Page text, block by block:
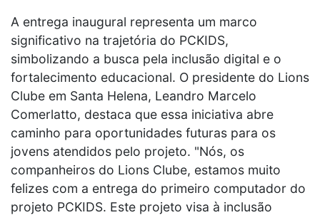
A entrega inaugural representa um marco
significativo na trajetória do PCKIDS,
simbolizando a busca pela inclusão digital e o
fortalecimento educacional. O presidente do Lions
Clube em Santa Helena, Leandro Marcelo
Comerlatto, destaca que essa iniciativa abre
caminho para oportunidades futuras para os
jovens atendidos pelo projeto. "Nós, os
companheiros do Lions Clube, estamos muito
felizes com a entrega do primeiro computador do
projeto PCKIDS. Este projeto visa à inclusão